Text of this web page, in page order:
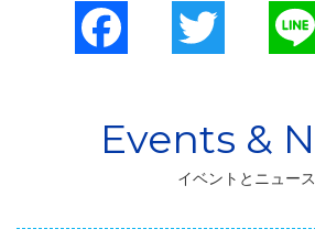
Facebook
イベントとニュース